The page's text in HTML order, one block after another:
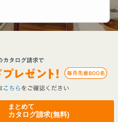
まとめて
カタログ請求(無料)